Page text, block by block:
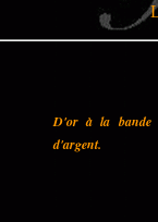
D'or à la bande
d'argent.